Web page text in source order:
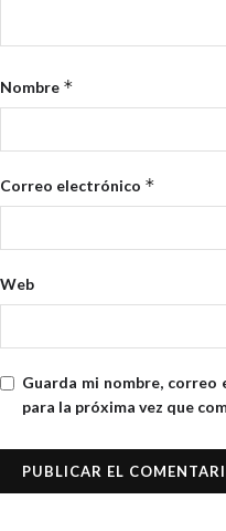
Nombre *
Correo electrónico *
Web
Guarda mi nombre, correo
para la próxima vez que